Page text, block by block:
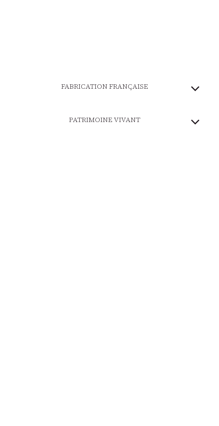
FABRICATION FRANÇAISE
PATRIMOINE VIVANT